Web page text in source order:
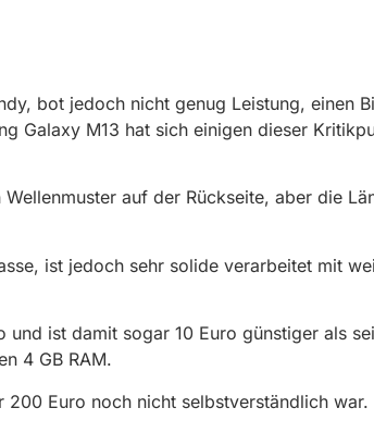
bot jedoch nicht genug Leistung, einen
Galaxy M13 hat sich einigen dieser
auf der Rückseite, aber die
ist jedoch sehr solide verarbeitet mit
ist damit sogar 10 Euro günstiger als
4 GB RAM.
Euro noch nicht selbstverständlich